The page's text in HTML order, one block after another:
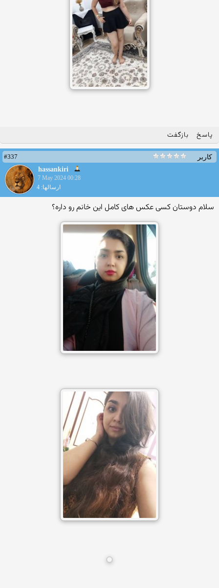
پاسخ بازگفت
کاربر
#337
hassankiri
7 May 2024 00:28
ارسالها: 4
سلام دوستان کسی عکس های کامل این خانم رو داره؟